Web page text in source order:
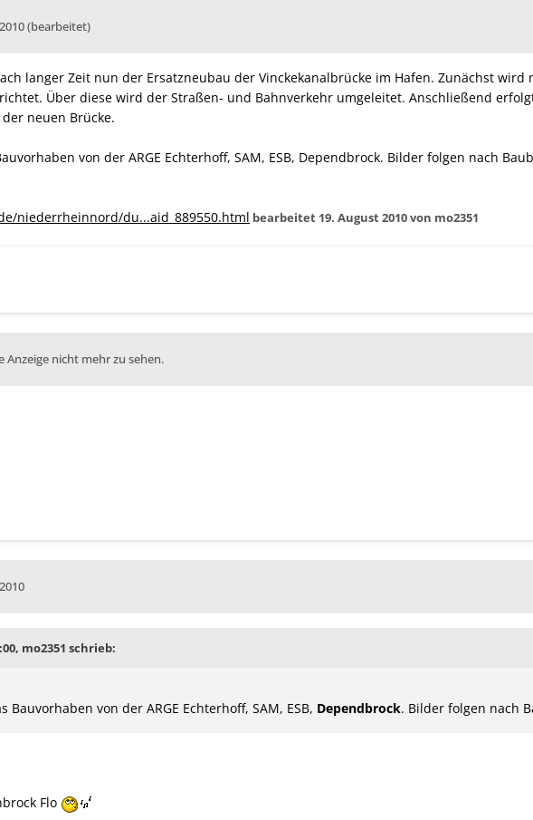
(bearbeitet)
langer Zeit nun der Ersatzneubau der Vinckekanalbrücke im Hafen. Zunächst wird
Über diese wird der Straßen- und Bahnverkehr umgeleitet. Anschließend
neuen Brücke.
von der ARGE Echterhoff, SAM, ESB, Dependbrock. Bilder folgen nach
niederrheinnord/du...aid_889550.html bearbeitet 19. August 2010von mo2351
Anzeige nicht mehr zu sehen.
mo2351 schrieb:
von der ARGE Echterhoff, SAM, ESB, Dependbrock. Bilder folgen nach
Flo